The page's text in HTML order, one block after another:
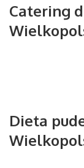
Catering
Dieta